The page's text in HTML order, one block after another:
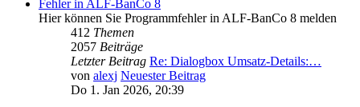
Fehler in ALF-BanCo 8
Hier können Sie Programmfehler in ALF-BanCo 8 melden
412 Themen
2057 Beiträge
Letzter Beitrag Re: Dialogbox Umsatz-Details:…
von alexj Neuester Beitrag
Do 1. Jan 2026, 20:39